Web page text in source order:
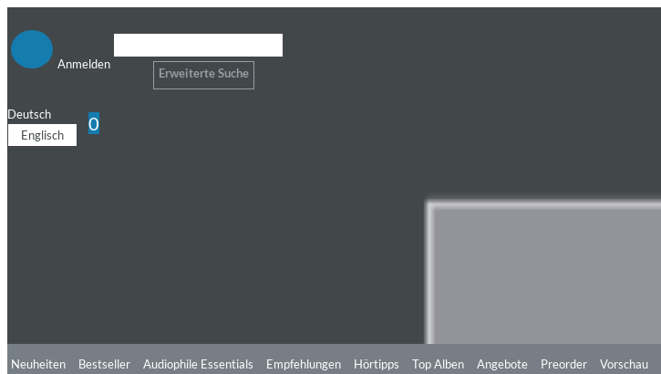
Anmelden
Erweiterte Suche
Deutsch
Englisch
0
Neuheiten Bestseller Audiophile Essentials Empfehlungen Hörtipps Top Alben Angebote Preorder Vorschau